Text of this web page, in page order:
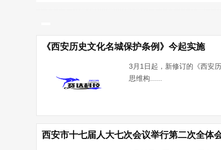
《西安历史文化名城保护条例》今起实施
3月1日起，新修订的《西安
思维构......
西安市十七届人大七次会议举行第二次全体